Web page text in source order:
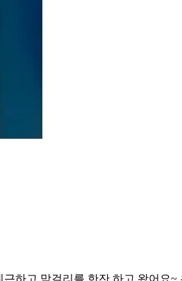
하고 막걸리를 한잔 하고 왔어요